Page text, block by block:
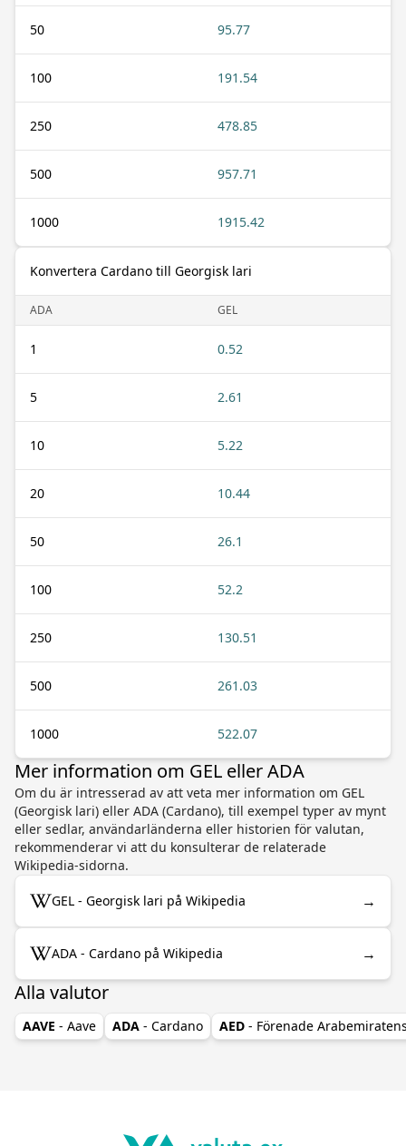
50 95.77
100 191.54
250 478.85
500 957.71
1000 1915.42
Konvertera Cardano till Georgisk lari
ADA GEL
1 0.52
5 2.61
10 5.22
20 10.44
50 26.1
100 52.2
250 130.51
500 261.03
1000 522.07
Mer information om GEL eller ADA
Om du är intresserad av att veta mer information om GEL
(Georgisk lari) eller ADA (Cardano), till exempel typer av mynt
eller sedlar, användarländerna eller historien för valutan,
rekommenderar vi att du konsulterar de relaterade
Wikipedia-sidorna.
GEL - Georgisk lari på Wikipedia →
ADA - Cardano på Wikipedia →
Alla valutor
AAVE - Aave ADA - Cardano AED - Förenade